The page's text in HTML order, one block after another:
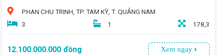
PHAN CHU TRINH, TP. TAM KỲ, T. QUẢNG NAM
3
1 178,3
12.100.000.000 đồng Xem ngay